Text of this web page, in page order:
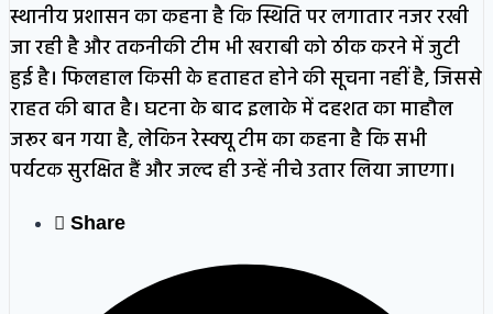
स्थानीय प्रशासन का कहना है कि स्थिति पर लगातार नजर रखी
जा रही है और तकनीकी टीम भी खराबी को ठीक करने में जुटी
हुई है। फिलहाल किसी के हताहत होने की सूचना नहीं है, जिससे
राहत की बात है। घटना के बाद इलाके में दहशत का माहौल
जरूर बन गया है, लेकिन रेस्क्यू टीम का कहना है कि सभी
पर्यटक सुरक्षित हैं और जल्द ही उन्हें नीचे उतार लिया जाएगा।
Share